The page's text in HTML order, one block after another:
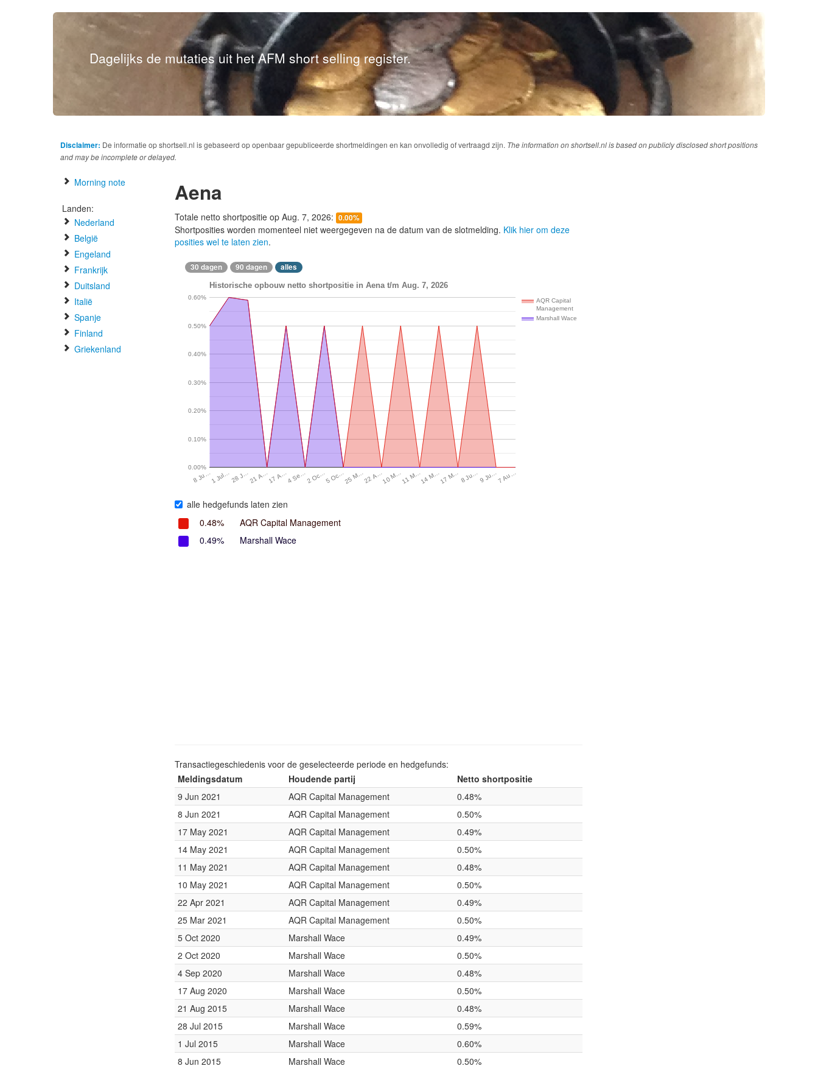
Dagelijks de mutaties uit het AFM short selling register.
Disclaimer: De informatie op shortsell.nl is gebaseerd op openbaar gepubliceerde shortmeldingen en kan onvolledig of vertraagd zijn. The information on shortsell.nl is based on publicly disclosed short positions
and may be incomplete or delayed.
Morning note
Landen:
Nederland
België
Engeland
Frankrijk
Duitsland
Italië
Spanje
Finland
Griekenland
Aena
Totale netto shortpositie op Aug. 7, 2026: 0.00%
Shortposities worden momenteel niet weergegeven na de datum van de slotmelding. Klik hier om deze
posities wel te laten zien.
30 dagen 90 dagen alles
Historische opbouw netto shortpositie in Aena t/m Aug. 7, 2026
AQR Capital
Management
Marshall Wace
8 Ju…1 Jul…28 J…21 A…17 A…4 Se…2 Oc…5 Oc…25 M…22 A…10 M…11 M…14 M…17 M…8 Ju…9 Ju…7 Au…
0.00%
0.10%
0.20%
0.30%
0.40%
0.50%
0.60%
alle hedgefunds laten zien
0.48%
AQR Capital Management
0.49%
Marshall Wace
Transactiegeschiedenis voor de geselecteerde periode en hedgefunds:
Meldingsdatum
Houdende partij
Netto shortpositie
9 Jun 2021
AQR Capital Management
0.48%
8 Jun 2021
AQR Capital Management
0.50%
17 May 2021
AQR Capital Management
0.49%
14 May 2021
AQR Capital Management
0.50%
11 May 2021
AQR Capital Management
0.48%
10 May 2021
AQR Capital Management
0.50%
22 Apr 2021
AQR Capital Management
0.49%
25 Mar 2021
AQR Capital Management
0.50%
5 Oct 2020
Marshall Wace
0.49%
2 Oct 2020
Marshall Wace
0.50%
4 Sep 2020
Marshall Wace
0.48%
17 Aug 2020
Marshall Wace
0.50%
21 Aug 2015
Marshall Wace
0.48%
28 Jul 2015
Marshall Wace
0.59%
1 Jul 2015
Marshall Wace
0.60%
8 Jun 2015
Marshall Wace 0.50%